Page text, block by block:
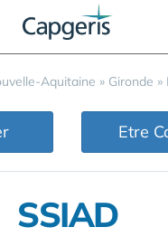
Aquitaine » Gironde »
Etre
SSIAD